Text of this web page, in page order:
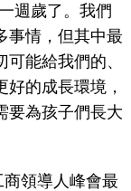
週歲了。我們
事情，但其中最
能給我們的、
的成長環境，
要為孩子們長大
領導人峰會最